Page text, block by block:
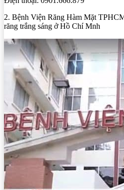
2. Bệnh Viện Răng Hàm Mặt
răng trắng sáng ở Hồ Chí Mnh